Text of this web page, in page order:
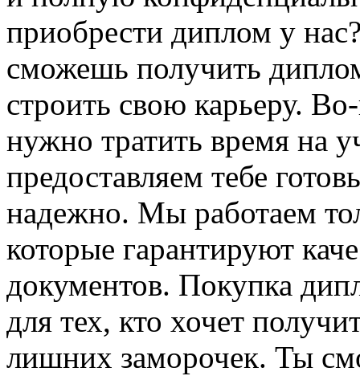
приобрести диплом у
сможешь получить
строить свою карьеру.
нужно тратить время на
предоставляем тебе
надежно. Мы работаем
которые гарантируют
документов. Покупка
для тех, кто хочет
лишних заморочек. Ты